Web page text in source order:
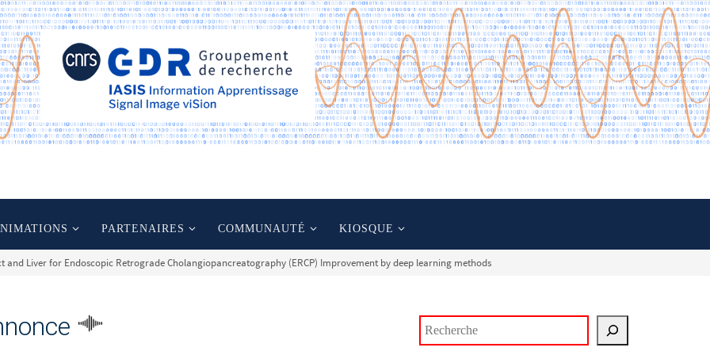
PARTENAIRES COMMUNAUTÉ KIOSQUE
and Liver for Endoscopic Retrograde Cholangiopancreatography (ERCP) Improvement by deep learning methods